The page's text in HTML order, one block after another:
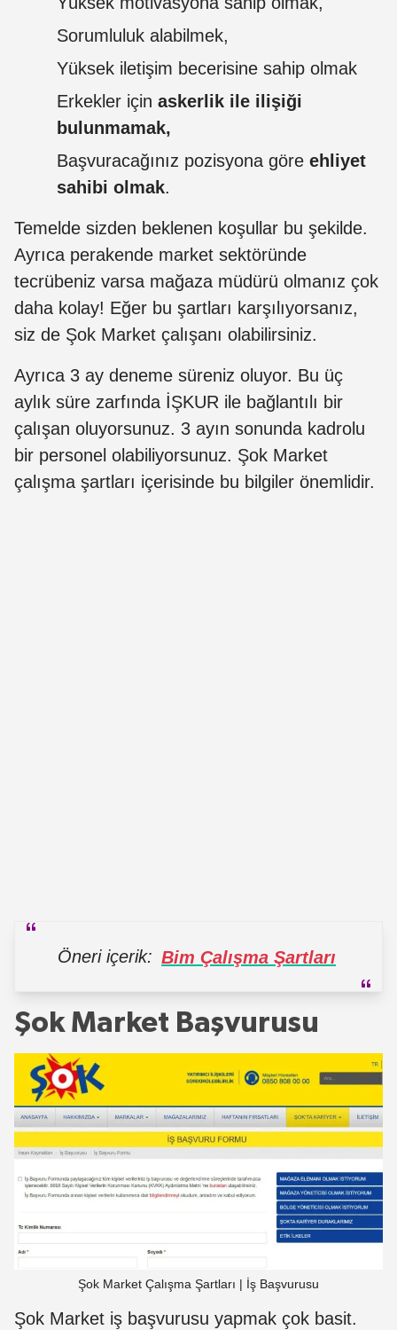
Sorumluluk alabilmek,
Yüksek iletişim becerisine sahip olmak
Erkekler için askerlik ile ilişiği
bulunmamak,
Başvuracağınız pozisyona göre ehliyet
sahibi olmak.
Temelde sizden beklenen koşullar bu şekilde.
Ayrıca perakende market sektöründe
tecrübeniz varsa mağaza müdürü olmanız çok
daha kolay! Eğer bu şartları karşılıyorsanız,
siz de Şok Market çalışanı olabilirsiniz.
Ayrıca 3 ay deneme süreniz oluyor. Bu üç
aylık süre zarfında İŞKUR ile bağlantılı bir
çalışan oluyorsunuz. 3 ayın sonunda kadrolu
bir personel olabiliyorsunuz. Şok Market
çalışma şartları içerisinde bu bilgiler önemlidir.
Öneri içerik: Bim Çalışma Şartları
Şok Market Başvurusu
Şok Market Çalışma Şartları | İş Başvurusu
Şok Market iş başvurusu yapmak çok basit.